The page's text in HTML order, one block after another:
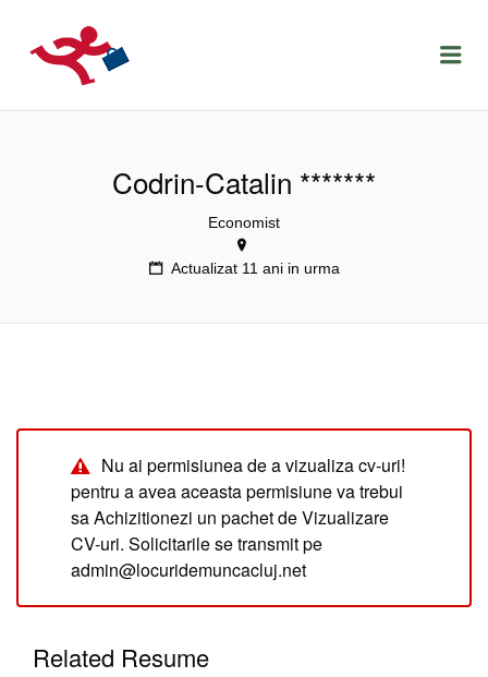
LOCURIDEMUNCACLUJ.NET
Codrin-Catalin *******
Economist
Actualizat 11 ani in urma
Nu ai permisiunea de a vizualiza cv-uri!
pentru a avea aceasta permisiune va trebui
sa Achizitionezi un pachet de Vizualizare
CV-uri. Solicitarile se transmit pe
admin@locuridemuncacluj.net
Related Resume